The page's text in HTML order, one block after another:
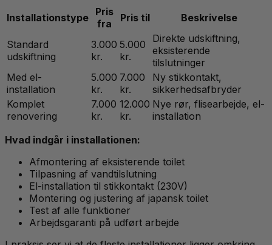
Installationstype Pris
fra
Pris til Beskrivelse
Standard
udskiftning
3.000
kr.
5.000
kr.
Direkte udskiftning,
eksisterende
tilslutninger
Med el-
installation
5.000
kr.
7.000
kr.
Ny stikkontakt,
sikkerhedsafbryder
Komplet
renovering
7.000
kr.
12.000
kr.
Nye rør, flisearbejde, el-
installation
Hvad indgår i installationen:
Afmontering af eksisterende toilet
Tilpasning af vandtilslutning
El-installation til stikkontakt (230V)
Montering og justering af japansk toilet
Test af alle funktioner
Arbejdsgaranti på udført arbejde